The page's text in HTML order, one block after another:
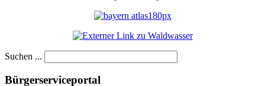
Suchen ...
Bürgerserviceportal